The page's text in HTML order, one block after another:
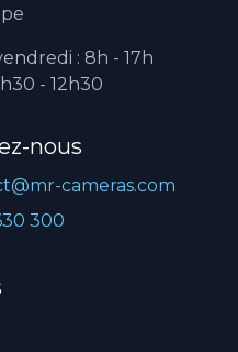
: 8h - 17h
- 12h30
nous
cameras.com
300